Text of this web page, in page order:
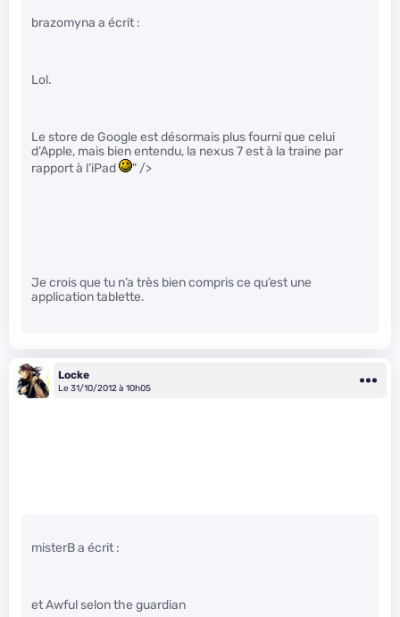
brazomyna a écrit :
Lol.
Le store de Google est désormais plus fourni que celui
d’Apple, mais bien entendu, la nexus 7 est à la traine par
rapport à l’iPad
" />
Je crois que tu n’a très bien compris ce qu’est une
application tablette.
Locke
Le 31/10/2012 à 10h05
misterB a écrit :
et Awful selon the guardian